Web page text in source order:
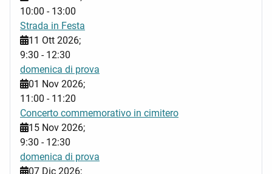
10:00 - 13:00
Strada in Festa
11 Ott 2026;
9:30 - 12:30
domenica di prova
01 Nov 2026;
11:00 - 11:20
Concerto commemorativo in cimitero
15 Nov 2026;
9:30 - 12:30
domenica di prova
07 Dic 2026;